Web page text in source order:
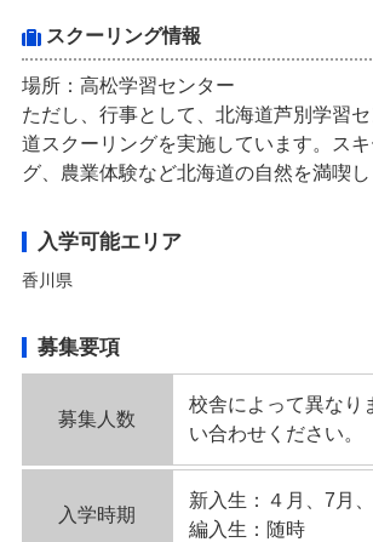
スクーリング情報
場所：高松学習センター
ただし、行事として、北海道芦別学習
道スクーリングを実施しています。ス
グ、農業体験など北海道の自然を満喫し
入学可能エリア
香川県
募集要項
募集人数
校舎によって異なり
い合わせください。
入学時期
新入生：４月、7月
編入生：随時